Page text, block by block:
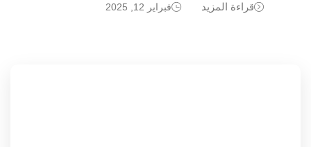
قراءة المزيد فبراير 12, 2025